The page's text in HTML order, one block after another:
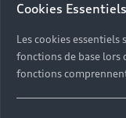
Action de Service
Audi Assistance
Campagne de
Carrières
Devis & RDV
Opérateurs
Recevez toute
Cookies Essentiels
Les cookies essentiels
fonctions de base
fonctions